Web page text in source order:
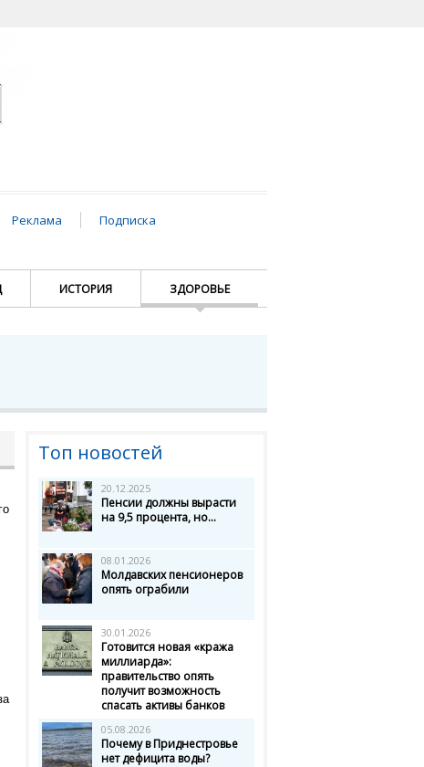
Реклама
Подписка
ИСТОРИЯ ЗДОРОВЬЕ
Топ новостей
20.12.2025
Пенсии должны вырасти
на 9,5 процента, но...
08.01.2026
Молдавских пенсионеров
опять ограбили
30.01.2026
Готовится новая «кража
миллиарда»:
правительство опять
получит возможность
спасать активы банков
05.08.2026
Почему в Приднестровье
нет дефицита воды?